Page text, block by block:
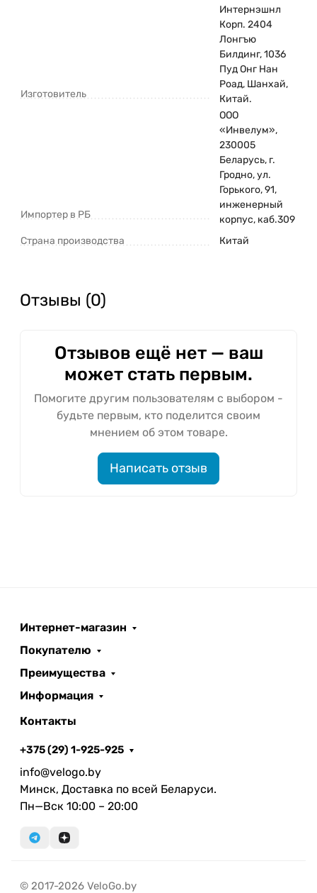
Изготовитель
Интернэшнл
Корп. 2404
Лонгъю
Билдинг, 1036
Пуд Онг Нан
Роад, Шанхай,
Китай.
Импортер в РБ
ООО
«Инвелум»,
230005
Беларусь, г.
Гродно, ул.
Горького, 91,
инженерный
корпус, каб.309
Страна производства
Китай
Отзывы (0)
Отзывов ещё нет — ваш
может стать первым.
Помогите другим пользователям с выбором -
будьте первым, кто поделится своим
мнением об этом товаре.
Написать отзыв
Интернет-магазин
Покупателю
Преимущества
Информация
Контакты
+375 (29) 1-925-925
info@velogo.by
Минск, Доставка по всей Беларуси.
Пн—Вск 10:00 – 20:00
© 2017-2026 VeloGo.by